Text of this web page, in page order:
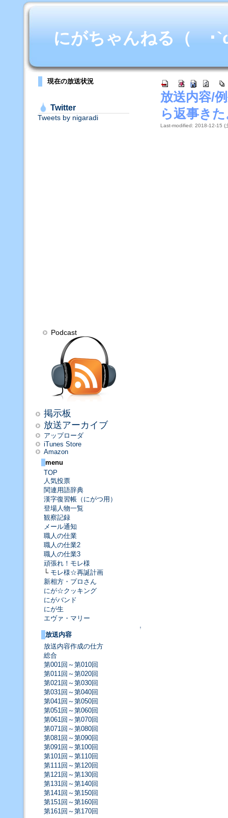
にがちゃんねる（ ･
現在の放送状況
Twitter
Tweets by nigaradi
Podcast
掲示板
放送アーカイブ
アップローダ
iTunes Store
Amazon
menu
TOP
人気投票
関連用語辞典
漢字復習帳（にがつ用）
登場人物一覧
観察記録
メール通知
職人の仕業
職人の仕業2
職人の仕業3
頑張れ！モレ様
└ モレ様☆再誕計画
新相方・プロさん
にが☆クッキング
にがバンド
にが生
エヴァ・マリー
↑
放送内容
放送内容作成の仕方
総合
第001回～第010回
第011回～第020回
第021回～第030回
第031回～第040回
第041回～第050回
第051回～第060回
第061回～第070回
第071回～第080回
第081回～第090回
第091回～第100回
第101回～第110回
第111回～第120回
第121回～第130回
第131回～第140回
第141回～第150回
第151回～第160回
第161回～第170回
放送内容/
ら返事き
Last-modified: 2018-12-15 (